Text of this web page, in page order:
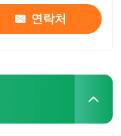
연락처